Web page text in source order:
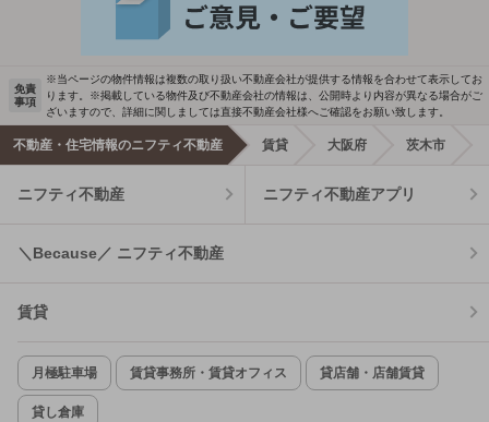
免責
事項
※当ページの物件情報は複数の取り扱い不動産会社が提供する情報を合わせて表示してお
ります。※掲載している物件及び不動産会社の情報は、公開時より内容が異なる場合がご
ざいますので、詳細に関しましては直接不動産会社様へご確認をお願い致します。
不動産・住宅情報のニフティ不動産 賃貸 大阪府 茨木市
ニフティ不動産 ニフティ不動産アプリ
＼Because／ ニフティ不動産
賃貸
月極駐車場 賃貸事務所・賃貸オフィス 貸店舗・店舗賃貸
貸し倉庫